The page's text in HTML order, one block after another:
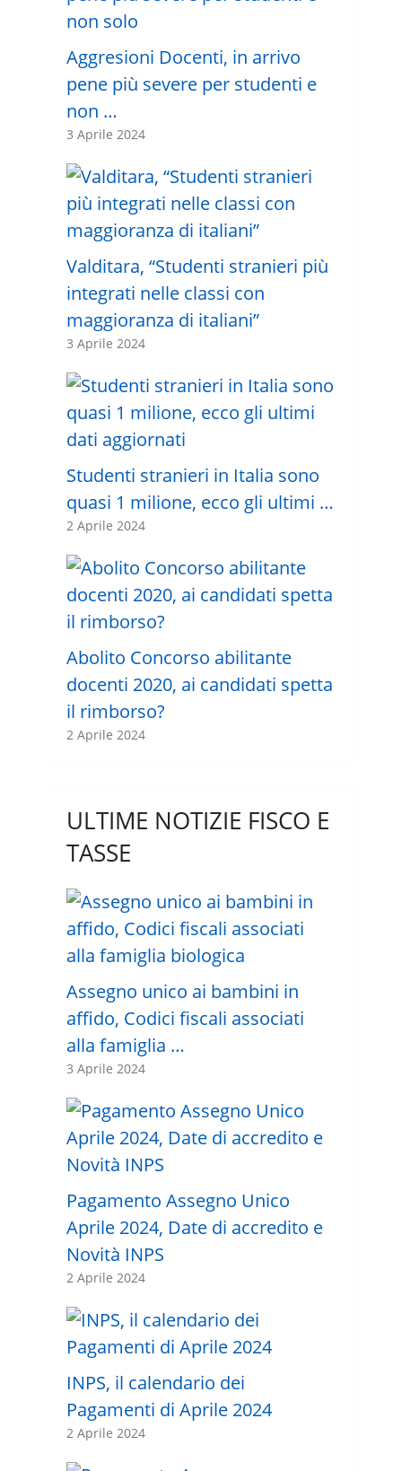
Aggresioni Docenti, in arrivo
pene più severe per studenti e
non …
3 Aprile 2024
Valditara, “Studenti stranieri più
integrati nelle classi con
maggioranza di italiani”
3 Aprile 2024
Studenti stranieri in Italia sono
quasi 1 milione, ecco gli ultimi …
2 Aprile 2024
Abolito Concorso abilitante
docenti 2020, ai candidati spetta
il rimborso?
2 Aprile 2024
ULTIME NOTIZIE FISCO E
TASSE
Assegno unico ai bambini in
affido, Codici fiscali associati
alla famiglia …
3 Aprile 2024
Pagamento Assegno Unico
Aprile 2024, Date di accredito e
Novità INPS
2 Aprile 2024
INPS, il calendario dei
Pagamenti di Aprile 2024
2 Aprile 2024